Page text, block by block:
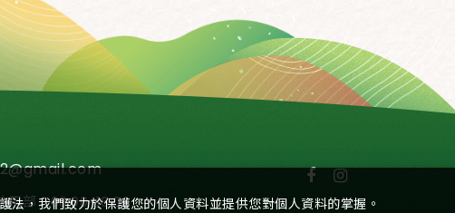
用部：08:00~16:00
法，我們致力於保護您的個人資料並提供您對個人資料的掌握。